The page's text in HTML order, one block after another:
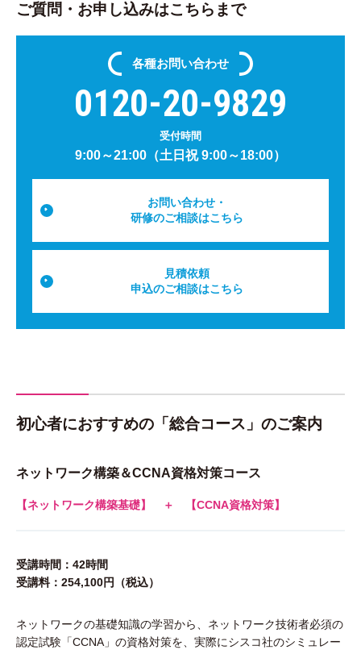
ご質問・お申し込みはこちらまで
各種お問い合わせ
0120-20-9829
受付時間
9:00～21:00（土日祝 9:00～18:00）
お問い合わせ・
研修のご相談はこちら
見積依頼
申込のご相談はこちら
初心者におすすめの「総合コース」のご案内
ネットワーク構築＆CCNA資格対策コース
【ネットワーク構築基礎】 ＋ 【CCNA資格対策】
受講時間：42時間
受講料：254,100円（税込）
ネットワークの基礎知識の学習から、ネットワーク技術者必須の
認定試験「CCNA」の資格対策を、実際にシスコ社のシミュレー